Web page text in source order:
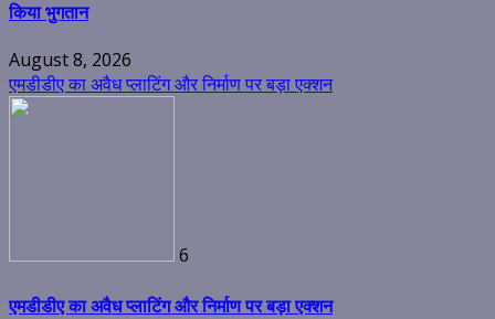
किया भुगतान
August 8, 2026
एमडीडीए का अवैध प्लाटिंग और निर्माण पर बड़ा एक्शन
6
एमडीडीए का अवैध प्लाटिंग और निर्माण पर बड़ा एक्शन